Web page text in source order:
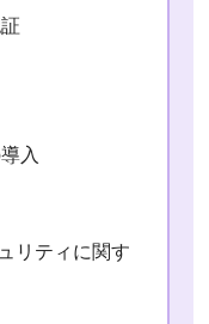
入
リティに関す